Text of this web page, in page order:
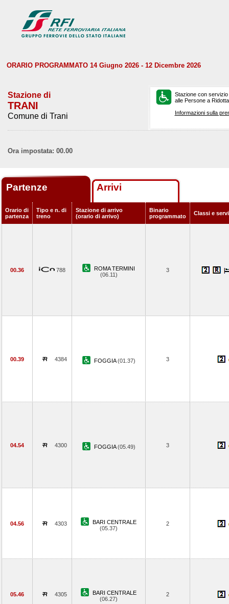
ORARIO PROGRAMMATO 14 Giugno 2026 - 12 Dicembre 2026
Stazione di
TRANI
Comune di Trani
Stazione con
alle Persone a
Informazioni sulla
Ora impostata: 00.00
Partenze Arrivi
Orario di
partenza
Tipo e n. di
treno
Stazione di arrivo
(orario di arrivo)
Binario
programmato
Classi e
00.36 788
ROMA TERMINI
(06.11)
3
00.39 4384 FOGGIA(01.37) 3
04.54 4300 FOGGIA(05.49) 3
04.56 4303
BARI CENTRALE
(05.37)
2
05.46 4305
BARI CENTRALE
(06.27)
2